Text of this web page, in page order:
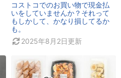
コストコでのお買い物で現金払
いをしていませんか？それって
もしかして、かなり損してるか
も。
2025年8月2日更新